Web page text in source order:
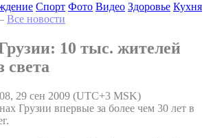
Спорт Фото Видео Здоровье Кухня
Все новости
10 тыс. жителей
света
29 сен 2009 (UTC+3 MSK)
Грузии впервые за более чем 30 лет в